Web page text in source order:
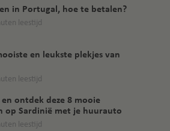
in Portugal, hoe te betalen?
leestijd
en leukste plekjes van
leestijd
ontdek deze 8 mooie
op Sardinië met je huurauto
leestijd